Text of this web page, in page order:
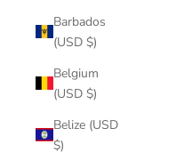
Barbados
(USD $)
Belgium
(USD $)
Belize (USD
$)